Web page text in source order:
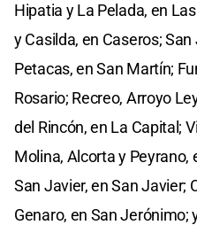
Hipatia y La Pelada, en
y Casilda, en Caseros;
Petacas, en San Martín;
Rosario; Recreo, Arroyo
del Rincón, en La Capital;
Molina, Alcorta y Peyrano,
San Javier, en San Javier;
Genaro, en San Jerónimo;